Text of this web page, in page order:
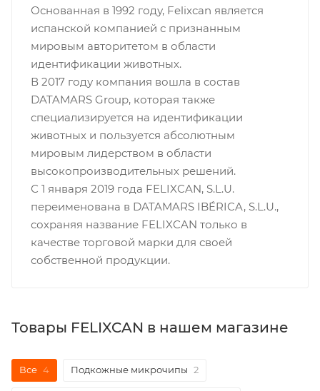
Основанная в 1992 году, Felixcan является
испанской компанией с признанным
мировым авторитетом в области
идентификации животных.
В 2017 году компания вошла в состав
DATAMARS Group, которая также
специализируется на идентификации
животных и пользуется абсолютным
мировым лидерством в области
высокопроизводительных решений.
С 1 января 2019 года FELIXCAN, S.L.U.
переименована в DATAMARS IBÉRICA, S.L.U.,
сохраняя название FELIXCAN только в
качестве торговой марки для своей
собственной продукции.
Товары FELIXCAN в нашем магазине
Все 4 Подкожные микрочипы 2